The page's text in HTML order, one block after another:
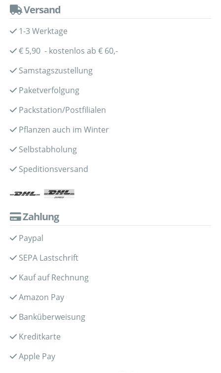
Versand
1-3 Werktage
€ 5,90 - kostenlos ab € 60,-
Samstagszustellung
Paketverfolgung
Packstation/Postfilialen
Pflanzen auch im Winter
Selbstabholung
Speditionsversand
Zahlung
Paypal
SEPA Lastschrift
Kauf auf Rechnung
Amazon Pay
Banküberweisung
Kreditkarte
Apple Pay